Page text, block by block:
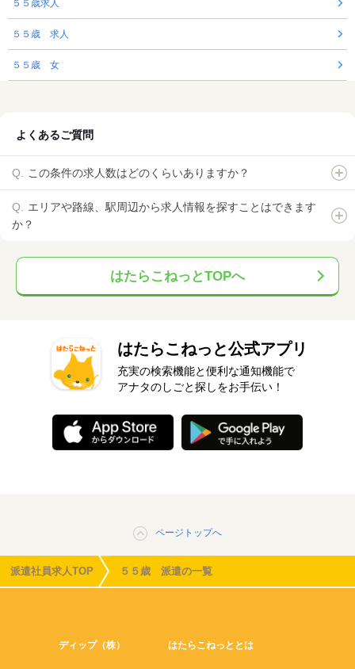
５５歳求人
５５歳 求人
５５歳 女
よくあるご質問
この条件の求人数はどのくらいありますか？
エリアや路線、駅周辺から求人情報を探すことはできます
か？
はたらこねっとTOPへ
はたらこねっと公式アプリ
充実の検索機能と便利な通知機能で
アナタのしごと探しをお手伝い！
ページトップへ
派遣社員求人TOP ５５歳 派遣の一覧
ディップ（株） はたらこねっととは